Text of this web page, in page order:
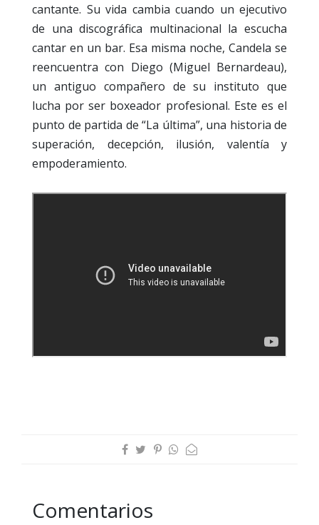
cantante. Su vida cambia cuando un ejecutivo
de una discográfica multinacional la escucha
cantar en un bar. Esa misma noche, Candela se
reencuentra con Diego (Miguel Bernardeau),
un antiguo compañero de su instituto que
lucha por ser boxeador profesional. Este es el
punto de partida de “La última”, una historia de
superación, decepción, ilusión, valentía y
empoderamiento.
Comentarios